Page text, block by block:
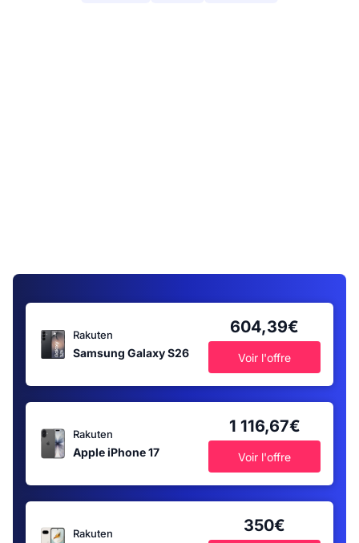
Rakuten
Samsung Galaxy S26
604,39€
Voir l'offre
Rakuten
Apple iPhone 17
1 116,67€
Voir l'offre
Rakuten 350€